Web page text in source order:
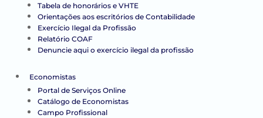
Tabela de honorários e VHTE
Orientações aos escritórios de Contabilidade
Exercício Ilegal da Profissão
Relatório COAF
Denuncie aqui o exercício ilegal da profissão
Economistas
Portal de Serviços Online
Catálogo de Economistas
Campo Profissional